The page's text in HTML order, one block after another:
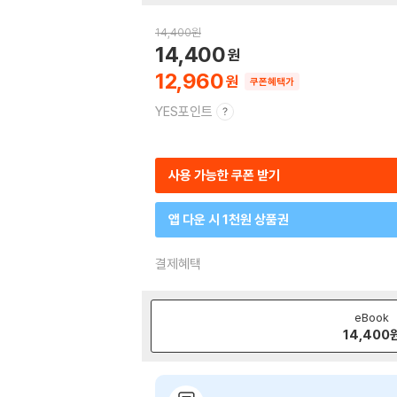
14,400원
12,960
14,400
쿠폰혜택가
YES포인트
사용 가능한 쿠폰 받기
앱 다운 시 1천원 상품권
결제혜택
eBook
14,400